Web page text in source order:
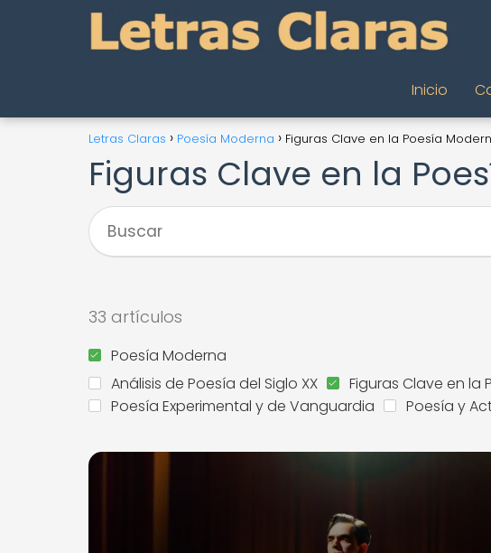
Inicio
Letras Claras Poesía Moderna Figuras Clave en la Poesía
Figuras Clave en la
33 artículos
Poesía Moderna
Análisis de Poesía del Siglo XX
Figuras Clave en la
Poesía Experimental y de Vanguardia
Poesía y